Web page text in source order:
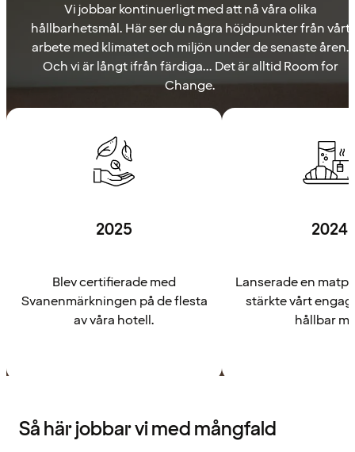
Vi jobbar kontinuerligt med att nå våra olika
hållbarhetsmål. Här ser du några höjdpunkter från vårt
arbete med klimatet och miljön under de senaste åren.
Och vi är långt ifrån färdiga... Det är alltid Room for
Change.
2025
Blev certifierade med
Svanenmärkningen på de flesta
av våra hotell.
2024
Lanserade en
stärkte vårt
hållbar
Så här jobbar vi med mångfald